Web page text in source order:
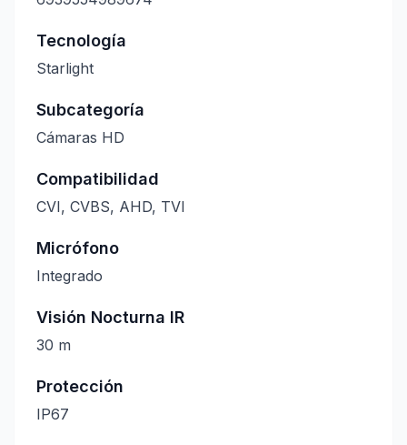
Tecnología
Starlight
Subcategoría
Cámaras HD
Compatibilidad
CVI, CVBS, AHD, TVI
Micrófono
Integrado
Visión Nocturna IR
30 m
Protección
IP67